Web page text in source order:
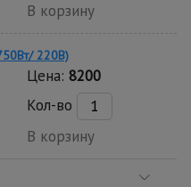
В корзину
220В)
Цена: 8200
Кол-во
В корзину